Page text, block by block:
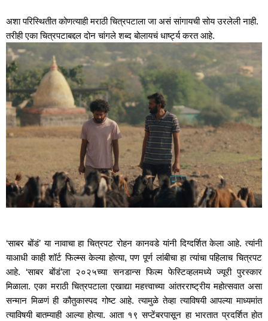
अशा परिस्थितीत कोणत्याही मराठी चित्रपटाला जा असं सांगायची सोय उरलेली नाही.
तरीही एका चित्रपटाबद्दल दोन चांगले शब्द बोलायचं धार्ष्ट्य करत आहे.
‘साबर बोंडं’ या नावाचा हा चित्रपट रोहन कानवडे यांनी दिग्दर्शित केला आहे. त्यांनी
याआधी काही शॉर्ट फिल्म्स केल्या होत्या, पण पूर्ण लांबीचा हा त्यांचा पहिलाच चित्रपट
आहे. ‘साबर बोंडं’ला २०२५च्या सनडान्स फिल्म फेस्टिव्हलमध्ये ज्यूरी पुरस्कार
मिळाला. एका मराठी चित्रपटाला एखाद्या महत्त्वाच्या आंतरराष्ट्रीय महोत्सवात असा
सन्मान मिळणं ही कौतुकास्पद गोष्ट आहे. त्यामुळे तेव्हा त्याविषयी आपल्या माध्यमांत
त्याविषयी बातम्याही आल्या होत्या. आता १९ सप्टेंबरपासून हा भारतात प्रदर्शित होत